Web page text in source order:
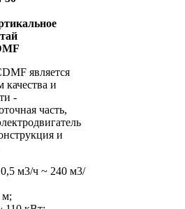
является
качества и
-
часть,
и
м3/ч ~ 240 м3/
м;